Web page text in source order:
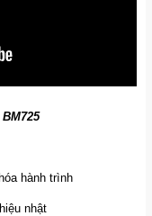
hành trình
nhật